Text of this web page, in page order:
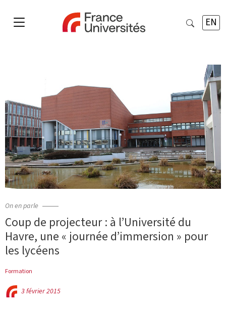
EN
On en parle
Coup de projecteur : à l’Université du
Havre, une « journée d’immersion » pour
les lycéens
Formation
3 février 2015